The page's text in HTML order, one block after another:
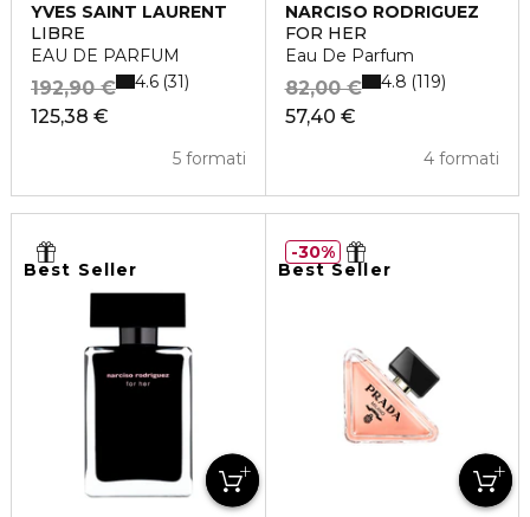
YVES SAINT LAURENT
LIBRE
EAU DE PARFUM
125,38 €
192,90 €
5 formati
4.6 31
NARCISO RODRIGUEZ
FOR HER
Eau De Parfum
57,40 €
82,00 €
4 formati
4.8 119
Best Seller Best Seller
30%